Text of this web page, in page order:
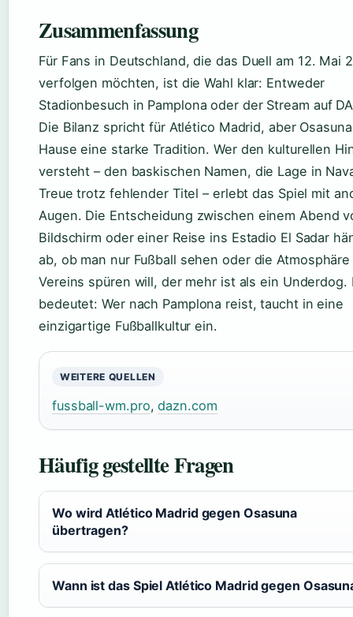
Zusammenfassung
Für Fans in Deutschland, die das Duell am 12. Mai
verfolgen möchten, ist die Wahl klar: Entweder
Stadionbesuch in Pamplona oder der Stream auf
Die Bilanz spricht für Atlético Madrid, aber
Hause eine starke Tradition. Wer den kulturellen
versteht – den baskischen Namen, die Lage in
Treue trotz fehlender Titel – erlebt das Spiel mit
Augen. Die Entscheidung zwischen einem Abend
Bildschirm oder einer Reise ins Estadio El Sadar
ab, ob man nur Fußball sehen oder die
Vereins spüren will, der mehr ist als ein Underdog.
bedeutet: Wer nach Pamplona reist, taucht in eine
einzigartige Fußballkultur ein.
WEITERE QUELLEN
fussball-wm.pro,dazn.com
Häufig gestellte Fragen
Wo wird Atlético Madrid gegen Osasuna
übertragen?
Wann ist das Spiel Atlético Madrid gegen